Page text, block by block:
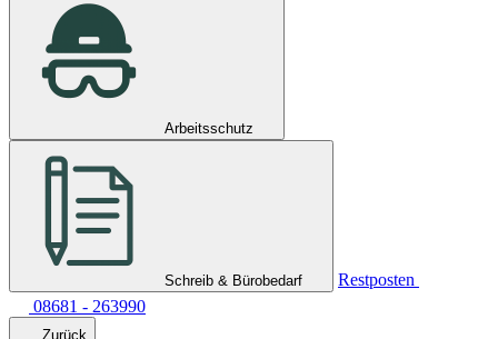
Arbeitsschutz
Schreib & Bürobedarf
Restposten
08681 - 263990
Zurück